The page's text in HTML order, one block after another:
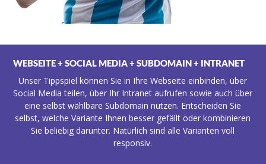
WEBSEITE + SOCIAL MEDIA + SUBDOMAIN + INTRANET
Unser Tippspiel können Sie in Ihre Webseite einbinden, über
Social Media teilen, über Ihr Intranet aufrufen sowie auch über
eine selbst wählbare Subdomain nutzen. Entscheiden Sie
selbst, welche Variante Ihnen besser gefällt oder kombinieren
Sie beliebig darunter. Natürlich sind alle Varianten voll
responsiv.